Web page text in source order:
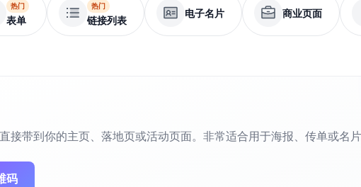
热门
表单
热门
链接列表
电子名片 商业页面
接带到你的主页、落地页或活动页面。非常适合用于海报、传单或名
码